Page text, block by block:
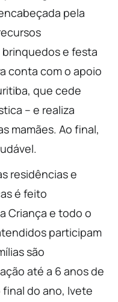
pela
e festa
conta com o apoio
que cede
– e realiza
mamães. Ao final,
residências e
é feito
Criança e todo o
participam
são
até a 6 anos de
do ano, Ivete